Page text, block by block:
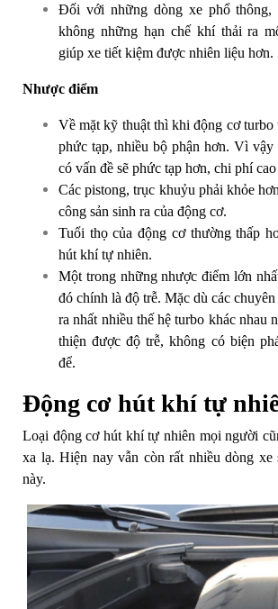
Đối với những dòng xe phổ thông,
không những hạn chế khí thải ra
giúp xe tiết kiệm được nhiên liệu hơn.
Nhược điểm
Về mặt kỹ thuật thì khi động cơ turbo
phức tạp, nhiều bộ phận hơn. Vì vậy
có vấn đề sẽ phức tạp hơn, chi phí
Các pistong, trục khuỷu phải khỏe
công sản sinh ra của động cơ.
Tuổi thọ của động cơ thường thấp
hút khí tự nhiên.
Một trong những nhược điểm lớn
đó chính là độ trễ. Mặc dù các
ra nhất nhiều thế hệ turbo khác nhau
thiện được độ trễ, không có biện
để.
Động cơ hút khí tự
Loại động cơ hút khí tự nhiên mọi người
xa lạ. Hiện nay vẫn còn rất nhiều dòng xe
này.